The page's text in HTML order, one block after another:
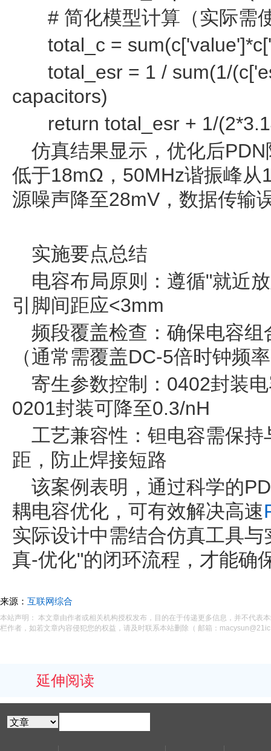
# 简化模型计算（实际需
total_c =
total_esr = 1 / sum(1/
capacitors)
return total_esr + 1/
仿真结果显示，优化后
低于18mΩ，50MHz谐振峰
源噪声降至28mV，数据传输
实施要点总结
电容布局原则：遵循"就近
引脚间距应<3mm
频段覆盖检查：确保电容
（通常需覆盖DC-5倍时钟频
寄生参数控制：0402封装
0201封装可降至0.3/nH
工艺兼容性：钽电容需保
距，防止焊接短路
该案例表明，通过科学的
耦电容优化，可有效解决高速
实际设计中需结合仿真工具
真-优化"的闭环流程，才能确
来源： 互联网综合
本站声明： 本文章由作者或相关机构授权发布，目的在于传递更多信息，并不代表
栏作者，如若文章内容侵犯您的权益，请及时联系本站删除（ 邮箱：
延伸阅读